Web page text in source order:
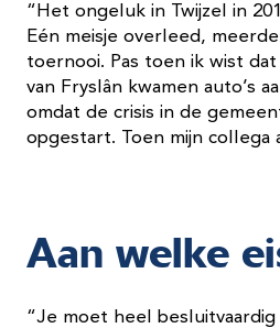
“Het ongeluk in Twijzel in
Eén meisje overleed,
toernooi. Pas toen ik wist
van Fryslân kwamen auto’s
omdat de crisis in de
opgestart. Toen mijn collega
Aan welke
“Je moet heel besluitvaardig